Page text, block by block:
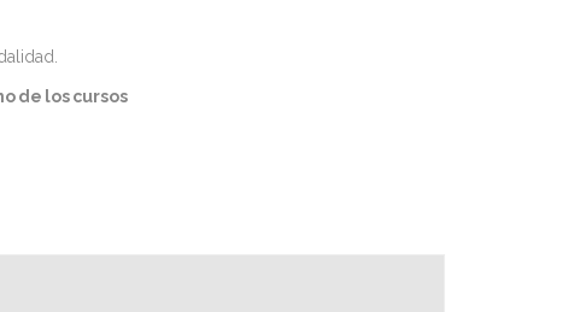
de los cursos